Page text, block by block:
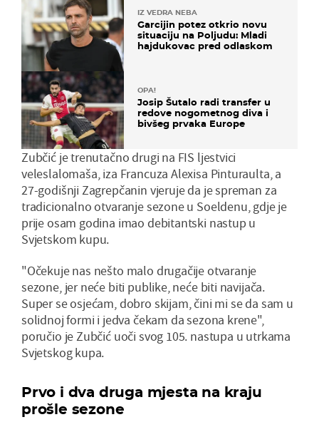
IZ VEDRA NEBA
Garcijin potez otkrio novu
situaciju na Poljudu: Mladi
hajdukovac pred odlaskom
OPA!
Josip Šutalo radi transfer u
redove nogometnog diva i
bivšeg prvaka Europe
Zubčić je trenutačno drugi na FIS ljestvici
veleslalomaša, iza Francuza Alexisa Pinturaulta, a
27-godišnji Zagrepčanin vjeruje da je spreman za
tradicionalno otvaranje sezone u Soeldenu, gdje je
prije osam godina imao debitantski nastup u
Svjetskom kupu.
"Očekuje nas nešto malo drugačije otvaranje
sezone, jer neće biti publike, neće biti navijača.
Super se osjećam, dobro skijam, čini mi se da sam u
solidnoj formi i jedva čekam da sezona krene",
poručio je Zubčić uoči svog 105. nastupa u utrkama
Svjetskog kupa.
Prvo i dva druga mjesta na kraju
prošle sezone